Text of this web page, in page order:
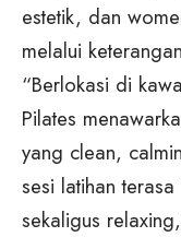
estetik, dan
melalui
“Berlokasi di
Pilates
yang clean,
sesi latihan
sekaligus